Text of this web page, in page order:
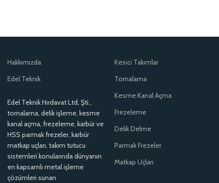
Hakkımızda
Edel Teknik
Edel Teknik Hırdavat Ltd, Şti.,
tornalama, delik işleme, kesme
kanal açma, frezeleme, karbür ve
HSS parmak frezeler, karbür
matkap uçları, takım tutucu
sistemleri konularında dünyanın
en kapsamlı metal işleme
çözümleri sunan
Kesici Takımlar
Tornalama
Kesme Kanal Açma
Frezeleme
Delik Delme
Parmak Frezeler
Matkap Uçları